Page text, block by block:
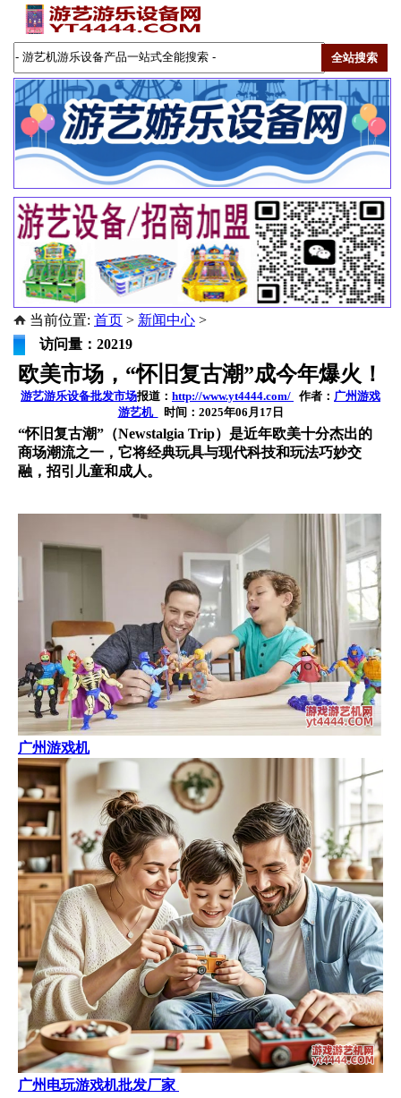
当前位置: 首页 > 新闻中心 >
访问量：20219
欧美市场，“怀旧复古潮”成今年爆火！
游艺游乐设备批发市场报道： http://www.yt4444.com/ 作者： 广州游戏
游艺机
时间：2025年06月17日
“怀旧复古潮”（Newstalgia Trip）是近年欧美十分杰出的
商场潮流之一，它将经典玩具与现代科技和玩法巧妙交
融，招引儿童和成人。
广州游戏机
广州电玩游戏机批发厂家